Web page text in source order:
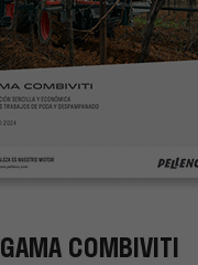
GAMA COMBIVITI